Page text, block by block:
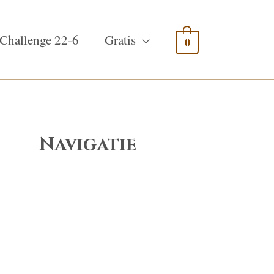
Challenge 22-6 Gratis 0
Navigatie